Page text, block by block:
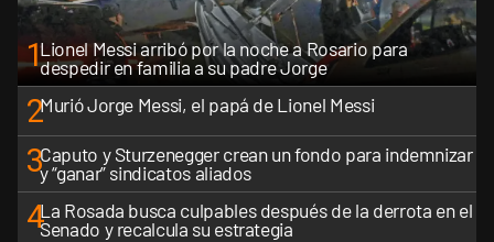
1Lionel Messi arribó por la noche a Rosario para
despedir en familia a su padre Jorge
2Murió Jorge Messi, el papá de Lionel Messi
3Caputo y Sturzenegger crean un fondo para indemnizar
y “ganar” sindicatos aliados
4La Rosada busca culpables después de la derrota en el
Senado y recalcula su estrategia